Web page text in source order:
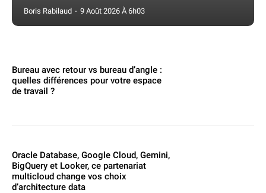
Boris Rabilaud - 9 Août 2026 À 6h03
Bureau avec retour vs bureau d’angle :
quelles différences pour votre espace
de travail ?
Oracle Database, Google Cloud, Gemini,
BigQuery et Looker, ce partenariat
multicloud change vos choix
d’architecture data